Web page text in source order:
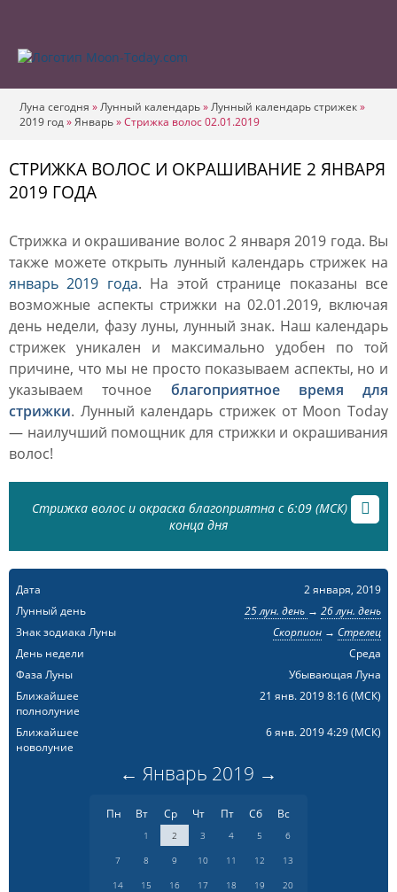
Луна сегодня »Лунный календарь»Лунный календарь стрижек»
2019 год»Январь»Стрижка волос 02.01.2019
СТРИЖКА ВОЛОС И ОКРАШИВАНИЕ 2 ЯНВАРЯ
2019 ГОДА
Стрижка и окрашивание волос 2 января 2019 года. Вы
также можете открыть лунный календарь стрижек на
январь 2019 года. На этой странице показаны все
возможные аспекты стрижки на 02.01.2019, включая
день недели, фазу луны, лунный знак. Наш календарь
стрижек уникален и максимально удобен по той
причине, что мы не просто показываем аспекты, но и
указываем точное благоприятное время для
стрижки. Лунный календарь стрижек от Moon Today
— наилучший помощник для стрижки и окрашивания
волос!
Стрижка волос и окраска благоприятна с 6:09 (МСК) до
конца дня
Дата
2 января, 2019
Лунный день
25 лун. день → 26 лун. день
Знак зодиака Луны
Скорпион→ Стрелец
День недели
Среда
Фаза Луны
Убывающая Луна
Ближайшее
полнолуние
21 янв. 2019 8:16(МСК)
Ближайшее
новолуние
6 янв. 2019 4:29(МСК)
← Январь 2019 →
Пн Вт Ср Чт Пт Сб Вс
1 2 3 4 5
6
7
8 9 10 11 12
13
14
15 16 17 18 19
20